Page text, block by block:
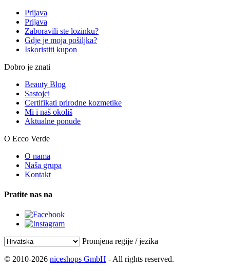
Prijava
Prijava
Zaboravili ste lozinku?
Gdje je moja pošiljka?
Iskoristiti kupon
Dobro je znati
Beauty Blog
Sastojci
Certifikati prirodne kozmetike
Mi i naš okoliš
Aktualne ponude
O Ecco Verde
O nama
Naša grupa
Kontakt
Pratite nas na
Promjena regije / jezika
© 2010-2026 niceshops GmbH - All rights reserved.